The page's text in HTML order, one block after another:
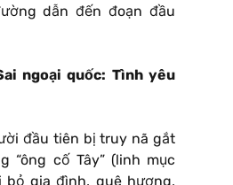
dẫn đến đoạn đầu
ngoại quốc: Tình yêu
đầu tiên bị truy nã gắt
“ông cố Tây” (linh mục
bỏ gia đình, quê hương,